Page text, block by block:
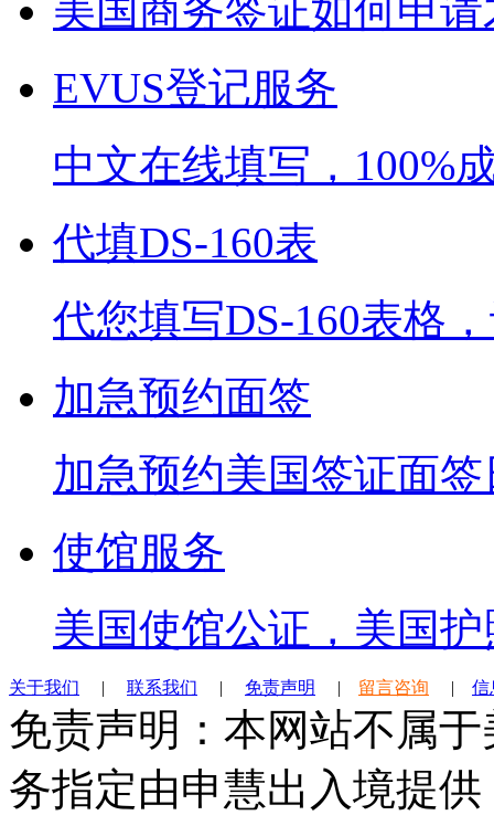
美国商务签证如何申
EVUS登记服务
中文在线填写，100%
代填DS-160表
代您填写DS-160表格
加急预约面签
加急预约美国签证面
使馆服务
美国使馆公证，美国
关于我们 | 联系我们 | 免责声明 | 留言咨询 | 信
免责声明：本网站不属
务指定由申慧出入境提